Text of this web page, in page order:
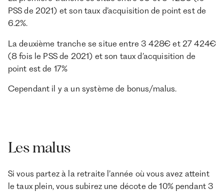
PSS de 2021) et son taux d’acquisition de point est de
6.2%.
La deuxième tranche se situe entre 3 428€ et 27 424€
(8 fois le PSS de 2021) et son taux d’acquisition de
point est de 17%
Cependant il y a un système de bonus/malus.
Les malus
Si vous partez à la retraite l’année où vous avez atteint
le taux plein, vous subirez une décote de 10% pendant 3